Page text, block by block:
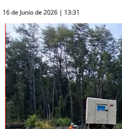
16 de Junio de 2026 | 13:31